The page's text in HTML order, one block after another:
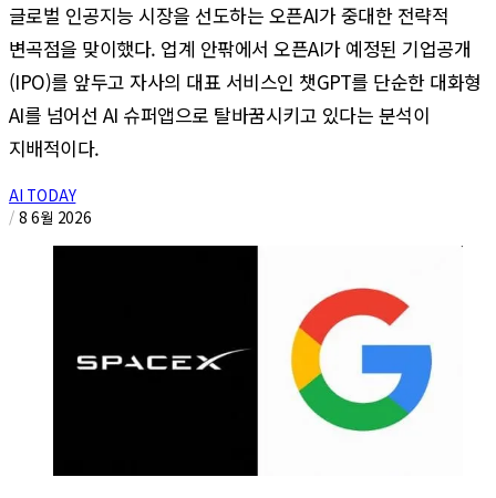
글로벌 인공지능 시장을 선도하는 오픈AI가 중대한 전략적
변곡점을 맞이했다. 업계 안팎에서 오픈AI가 예정된 기업공개
(IPO)를 앞두고 자사의 대표 서비스인 챗GPT를 단순한 대화형
AI를 넘어선 AI 슈퍼앱으로 탈바꿈시키고 있다는 분석이
지배적이다.
AI TODAY
/ 8 6월 2026